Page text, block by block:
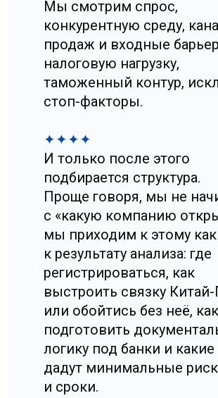
На уровне задумки это выглядело
логично, но на этапе анализа
выяснились регуляторные
и операционные ограничения,
которые делают такой запуск для
новой компании крайне тяжелым.
и последовательности допуска
к деятельности, проявились
требования к внутреннему
контуру перевозок до выхода
на международный уровень,
а также существенная нагрузка
по инфраструктуре и затратам
на старт, включая парк, парковку
В результате клиент ушел
не с отказом от идеи
«логистика», а с более
реалистичной конфигурацией
входа в отрасль, которая
позволяет стартовать без
тяжелого капитального